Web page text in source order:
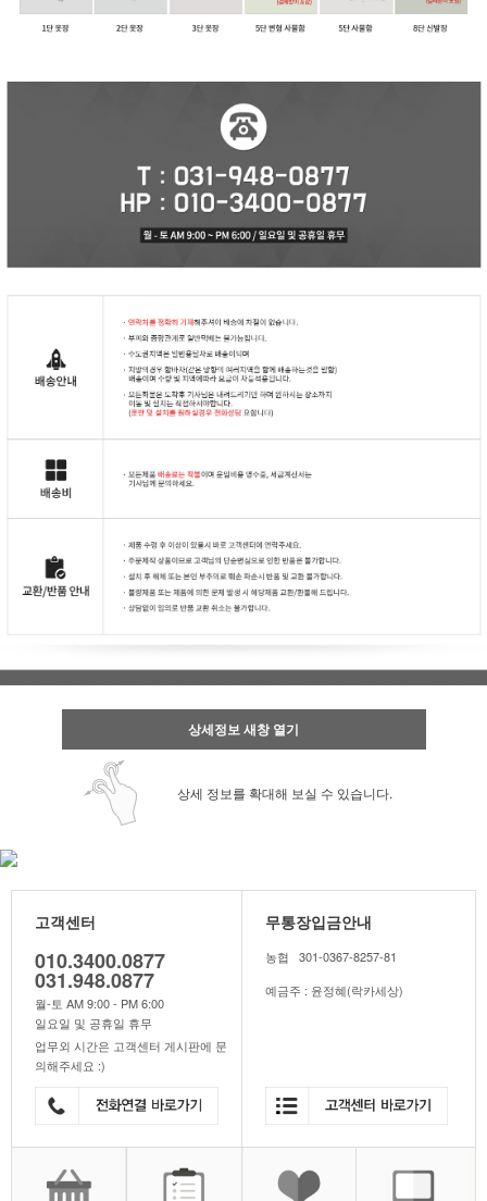
상세정보 새창 열기
상세 정보를 확대해 보실 수 있습니다.
고객센터
010.3400.0877
031.948.0877
월-토 AM 9:00 - PM 6:00
일요일 및 공휴일 휴무
업무외 시간은 고객센터 게시판에 문
의해주세요 :)
무통장입금안내
농협 301-0367-8257-81
예금주 : 윤정혜(락카세상)